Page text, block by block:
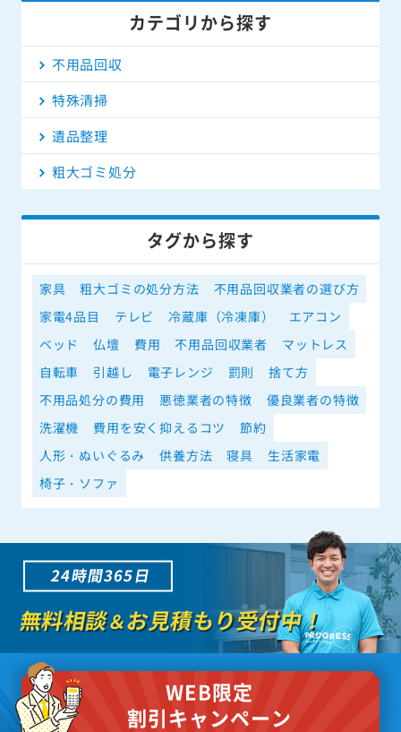
カテゴリから探す
不用品回収
特殊清掃
遺品整理
粗大ゴミ処分
タグから探す
家具 粗大ゴミの処分方法
不用品回収業者の選び方
家電4品目
テレビ 冷蔵庫（冷凍庫）
エアコン
ベッド
仏壇 費用 不用品回収業者
マットレス
自転車
引越し 電子レンジ 罰則
捨て方
不用品処分の費用
悪徳業者の特徴
優良業者の特徴
洗濯機
費用を安く抑えるコツ
節約
人形・ぬいぐるみ
供養方法 寝具
生活家電
椅子・ソファ
24時間365日
無料相談＆お見積もり受付中！
WEB限定
割引キャンペーン